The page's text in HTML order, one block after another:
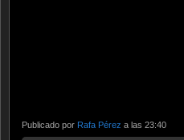
Publicado por Rafa Pérez a las 23:40